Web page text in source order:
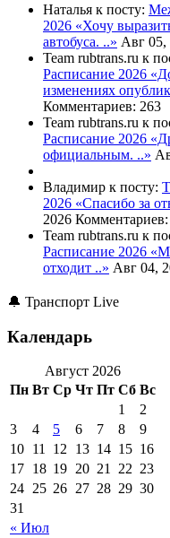
Наталья к посту:
2026 «Хочу
автобуса. ..» Авг 05,
Team rubtrans.ru к
Расписание 2026
изменениях
Комментариев: 263
Team rubtrans.ru к
Расписание 2026
официальным. ..»
Владимир к посту:
2026 «Спасибо за
2026
Team rubtrans.ru к
Расписание 2026
отходит ..» Авг 04,
🔔 Транспорт Live
Календарь
Август 2026
Пн Вт Ср Чт Пт Сб Вс
« Июл
1
2
3
4 5 6 7 8
9
10 11 12 13 14 15 16
17 18 19 20 21 22 23
24 25 26 27 28 29 30
31